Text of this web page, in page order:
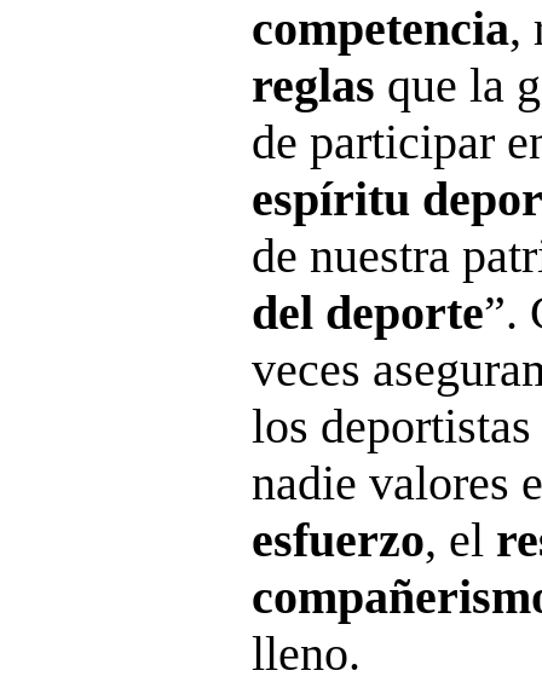
competencia,
reglas que la
de participar
espíritu
de nuestra
del deporte”.
veces
los
nadie valores
esfuerzo, el
lleno.